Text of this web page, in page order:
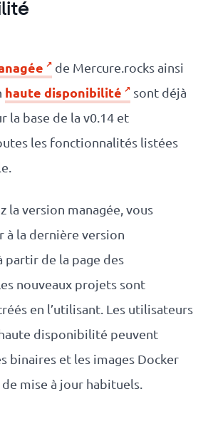
de Mercure.rocks ainsi
haute disponibilité
sont déjà
la base de la v0.14 et
les fonctionnalités listées
la version managée, vous
à la dernière version
partir de la page des
nouveaux projets sont
en l’utilisant. Les utilisateurs
disponibilité peuvent
binaires et les images Docker
mise à jour habituels.